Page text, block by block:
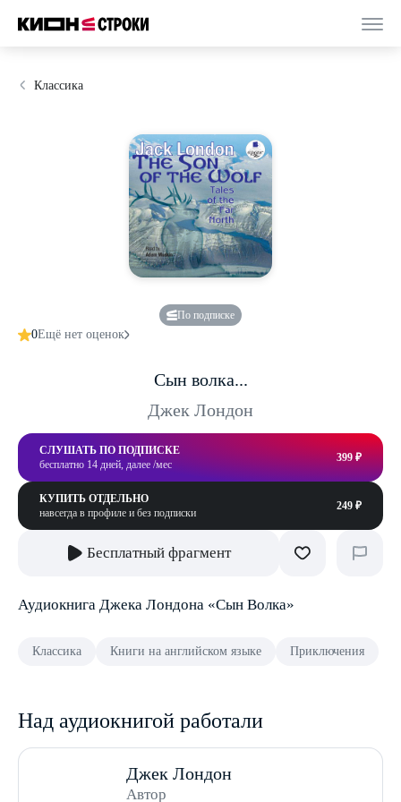
Классика
По подписке
0Ещё нет оценок
Сын волка...
Джек Лондон
СЛУШАТЬ ПО ПОДПИСКЕ
бесплатно 14 дней, далее /мес
399 ₽
КУПИТЬ ОТДЕЛЬНО
навсегда в профиле и без подписки
249 ₽
Бесплатный фрагмент
Аудиокнига Джека Лондона «Сын Волка»
Классика Книги на английском языке Приключения
Над аудиокнигой работали
Джек Лондон
Автор